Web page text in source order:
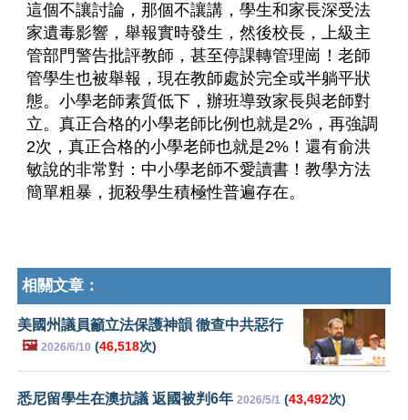
這個不讓討論，那個不讓講，學生和家長深受法
家遺毒影響，舉報實時發生，然後校長，上級主
管部門警告批評教師，甚至停課轉管理崗！老師
管學生也被舉報，現在教師處於完全或半躺平狀
態。小學老師素質低下，辦班導致家長與老師對
立。真正合格的小學老師比例也就是2%，再強調
2次，真正合格的小學老師也就是2%！還有俞洪
敏說的非常對：中小學老師不愛讀書！教學方法
簡單粗暴，扼殺學生積極性普遍存在。
相關文章：
美國州議員籲立法保護神韻 徹查中共惡行
🖼️ 2026/6/10 (46,518次)
悉尼留學生在澳抗議 返國被判6年 2026/5/1 (43,492次)